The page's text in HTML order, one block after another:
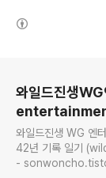
와일드진생
와일드진생 WG 엔
42년 기록 일기
-